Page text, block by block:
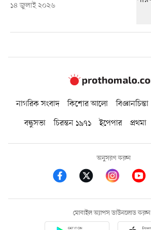
১৪ জুলাই ২০২৬
নাগরিক সংবাদ কিশোর আলো বিজ্ঞানচিন্তা
বন্ধুসভা
চিরন্তন ১৯৭১ ইপেপার প্রথমা
অনুসরণ করুন
মোবাইল অ্যাপস ডাউনলোড করুন